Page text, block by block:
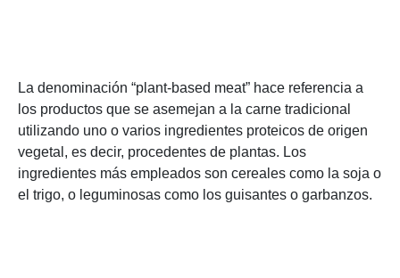
La denominación “plant-based meat” hace referencia a
los productos que se asemejan a la carne tradicional
utilizando uno o varios ingredientes proteicos de origen
vegetal, es decir, procedentes de plantas. Los
ingredientes más empleados son cereales como la soja o
el trigo, o leguminosas como los guisantes o garbanzos.